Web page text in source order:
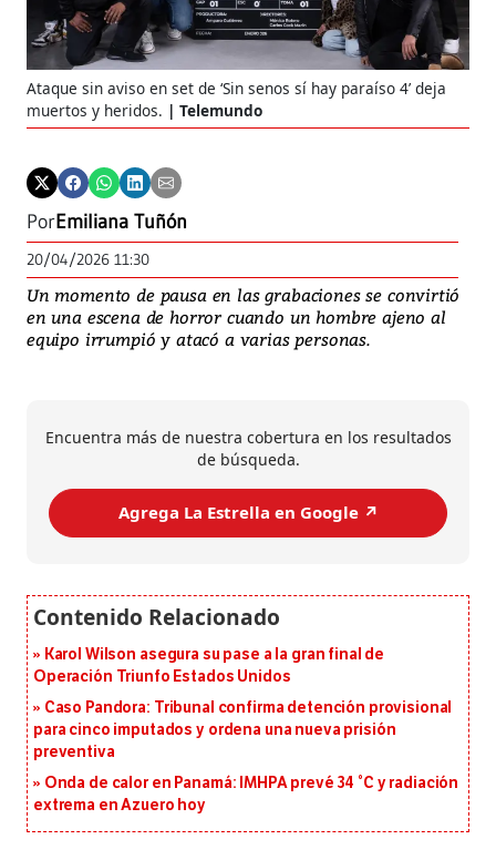
Ataque sin aviso en set de ‘Sin senos sí hay paraíso 4’ deja
muertos y heridos.
Telemundo
PorEmiliana Tuñón
20/04/2026 11:30
Un momento de pausa en las grabaciones se convirtió
en una escena de horror cuando un hombre ajeno al
equipo irrumpió y atacó a varias personas.
Encuentra más de nuestra cobertura en los resultados
de búsqueda.
Agrega La Estrella en Google ↗️
Karol Wilson asegura su pase a la gran final de
Operación Triunfo Estados Unidos
Caso Pandora: Tribunal confirma detención provisional
para cinco imputados y ordena una nueva prisión
preventiva
Onda de calor en Panamá: IMHPA prevé 34 °C y radiación
extrema en Azuero hoy